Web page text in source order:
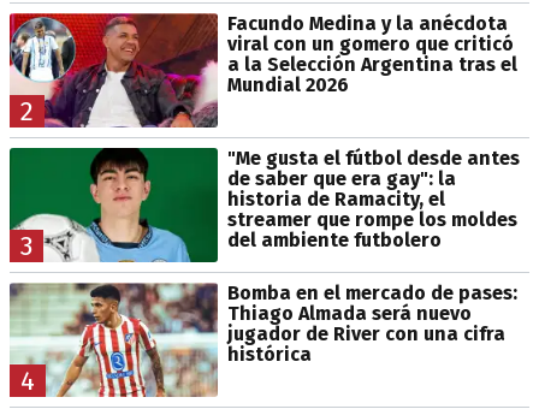
2
Facundo Medina y la anécdota
viral con un gomero que criticó
a la Selección Argentina tras el
Mundial 2026
3
"Me gusta el fútbol desde antes
de saber que era gay": la
historia de Ramacity, el
streamer que rompe los moldes
del ambiente futbolero
4
Bomba en el mercado de pases:
Thiago Almada será nuevo
jugador de River con una cifra
histórica